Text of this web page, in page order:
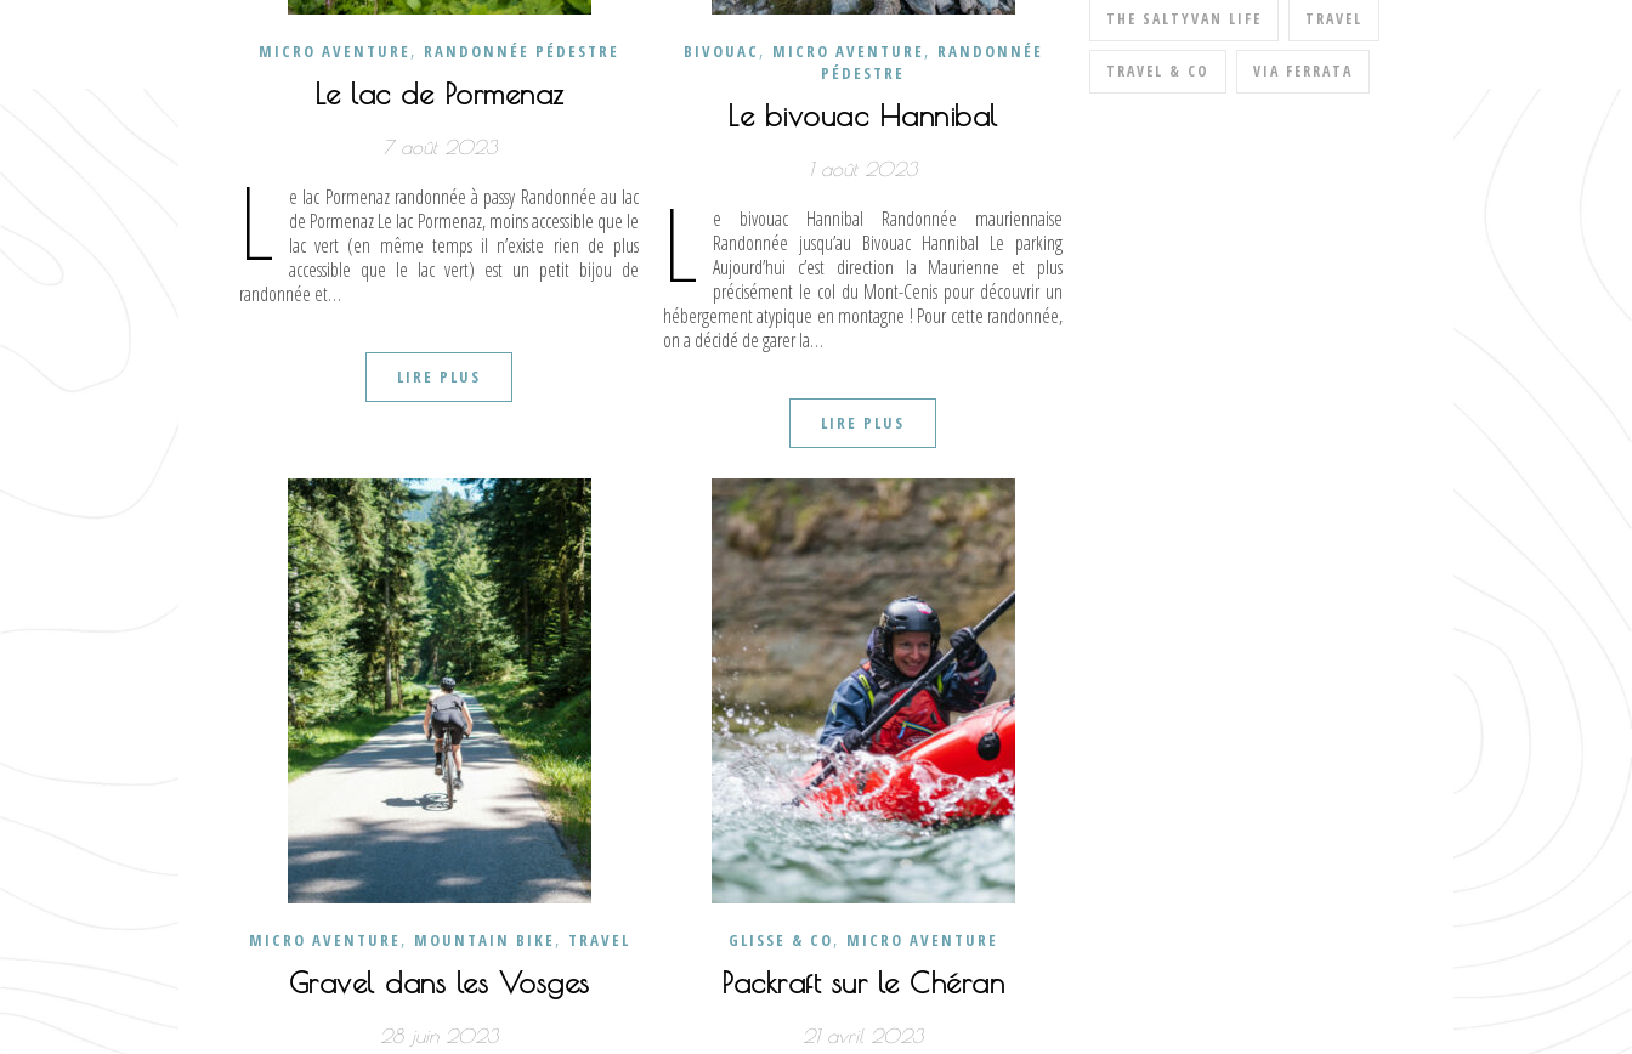
MICRO AVENTURE, RANDONNÉE PÉDESTRE
Le lac de Pormenaz
7 août 2023
L
e lac Pormenaz randonnée à passy Randonnée au lac
de Pormenaz Le lac Pormenaz, moins accessible que le
lac vert (en même temps il n’existe rien de plus
accessible que le lac vert) est un petit bijou de
randonnée et…
LIRE PLUS
BIVOUAC , MICRO AVENTURE, RANDONNÉE
PÉDESTRE
Le bivouac Hannibal
1 août 2023
L
e bivouac Hannibal Randonnée mauriennaise
Randonnée jusqu’au Bivouac Hannibal Le parking
Aujourd’hui c’est direction la Maurienne et plus
précisément le col du Mont-Cenis pour découvrir un
hébergement atypique en montagne ! Pour cette randonnée,
on a décidé de garer la…
LIRE PLUS
MICRO AVENTURE, MOUNTAIN BIKE, TRAVEL
Gravel dans les Vosges
28 juin 2023
GLISSE & CO, MICRO AVENTURE
Packraft sur le Chéran
21 avril 2023
THE SALTYVAN LIFE TRAVEL
TRAVEL & CO VIA FERRATA